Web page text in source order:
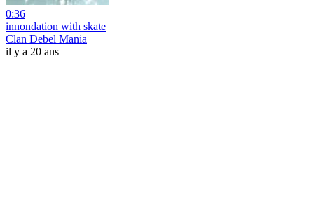
0:36
innondation with skate
Clan Debel Mania
il y a 20 ans